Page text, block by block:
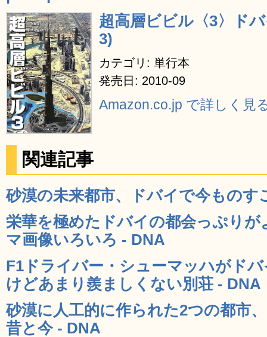
超高層ビビル〈3〉ド
3)
カテゴリ: 単行本
発売日: 2010-09
Amazon.co.jp で詳しく見
関連記事
砂漠の未来都市、ドバイで今ものす
栄華を極めたドバイの都会っぷり
マ画像いろいろ - DNA
F1ドライバー・シューマッハがド
けどあまり羨ましくない別荘 - DNA
砂漠に人工的に作られた2つの都市
昔と今 - DNA